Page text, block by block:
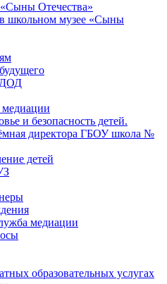
Отечества»
школьном музее «Сыны
и безопасность детей.
директора ГБОУ школа №
детей
медиации
образовательных услугах